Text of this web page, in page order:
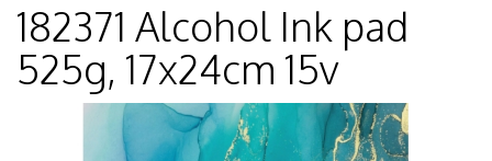
182371 Alcohol Ink pad
525g, 17x24cm 15v